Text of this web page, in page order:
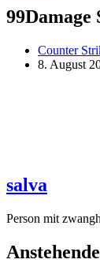
99Damage
Counter
8. August
salva
Person mit